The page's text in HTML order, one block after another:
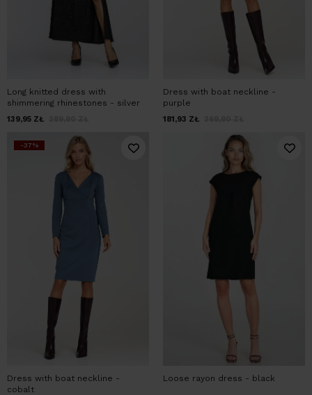
Long knitted dress with
shimmering rhinestones - silver
139,95 ZŁ
Dress with boat neckline -
purple
181,93 ZŁ
-37%
Dress with boat neckline -
cobalt
Loose rayon dress - black